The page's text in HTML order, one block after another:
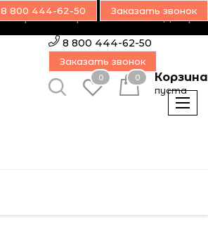
Возврат товара Наш блог Дилерам
8 800 444-62-50
Заказать звонок
0 0 Корзина
пуста
8 800 444-62-50 Заказать звонок